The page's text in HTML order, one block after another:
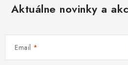
Aktuálne novinky a
Email